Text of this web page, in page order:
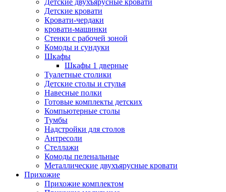
Детские двухъярусные кровати
Детские кровати
Кровати-чердаки
кровати-машинки
Стенки с рабочей зоной
Комоды и сундуки
Шкафы
Шкафы 1 дверные
Туалетные столики
Детские столы и стулья
Навесные полки
Готовые комплекты детских
Компьютерные столы
Тумбы
Надстройки для столов
Антресоли
Стеллажи
Комоды пеленальные
Металлические двухъярусные кровати
Прихожие
Прихожие комплектом